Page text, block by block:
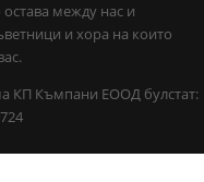
между нас и
и хора на които
КП Къмпани ЕООД булстат: